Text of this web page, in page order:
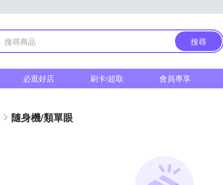
搜尋
必逛好店 刷卡/超取 會員專享
隨身機/類單眼